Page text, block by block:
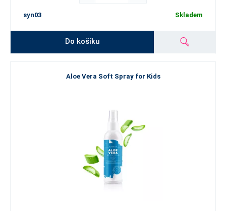
syn03 Skladem
Do košíku
Aloe Vera Soft Spray for Kids